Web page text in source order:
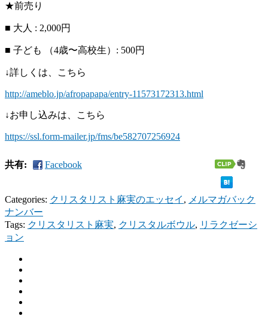
★前売り
■ 大人 : 2,000円
■ 子ども （4歳〜高校生）: 500円
↓詳しくは、こちら
http://ameblo.jp/afropapapa/entry-11573172313.html
↓お申し込みは、こちら
https://ssl.form-mailer.jp/fms/be582707256924
共有: Facebook
Categories: クリスタリスト麻実のエッセイ , メルマガバック
ナンバー
Tags: クリスタリスト麻実, クリスタルボウル, リラクゼーシ
ョン